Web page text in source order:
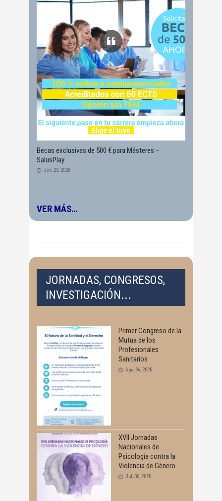
Becas exclusivas de 500 € para Másteres –
SalusPlay
Jun, 29, 2026
VER MÁS…
JORNADAS, CONGRESOS,
INVESTIGACIÓN...
Primer Congreso de la
Mutua de los
Profesionales
Sanitarios
Ago, 04, 2026
XVII Jornadas
Nacionales de
Psicología contra la
Violencia de Género
Jul, 30, 2026